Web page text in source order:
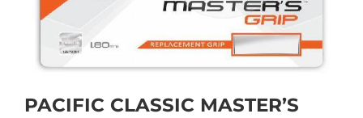
PACIFIC CLASSIC MASTER’S